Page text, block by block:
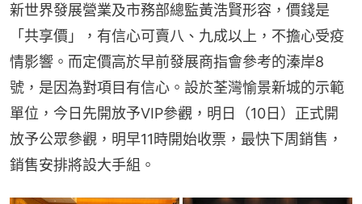
新世界發展營業及市務部總監黃浩賢形容，價錢是
「共享價」，有信心可賣八、九成以上，不擔心受疫
情影響。而定價高於早前發展商指會參考的溱岸8
號，是因為對項目有信心。設於荃灣愉景新城的示範
單位，今日先開放予VIP參觀，明日（10日）正式開
放予公眾參觀，明早11時開始收票，最快下周銷售，
銷售安排將設大手組。